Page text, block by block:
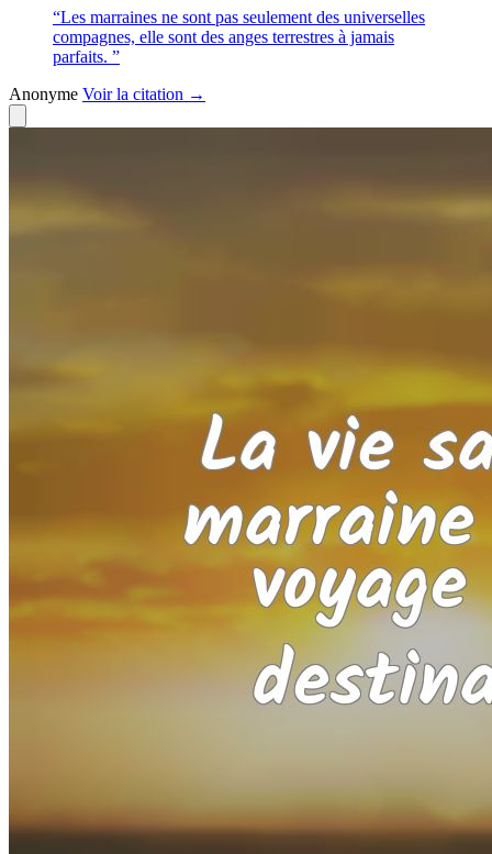
“Les marraines ne sont pas seulement des universelles
compagnes, elle sont des anges terrestres à jamais
parfaits. ”
Anonyme Voirla citation →